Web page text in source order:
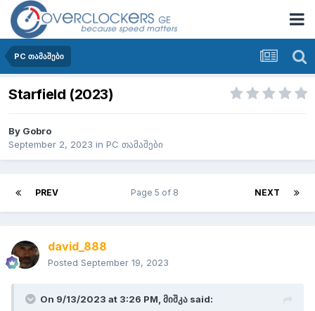
PC თამაშები
Starfield (2023)
By Gobro
September 2, 2023 in PC თამაშები
PREV NEXT
Page 5 of 8
david_888
Posted September 19, 2023
On 9/13/2023 at 3:26 PM, მიშკა said: